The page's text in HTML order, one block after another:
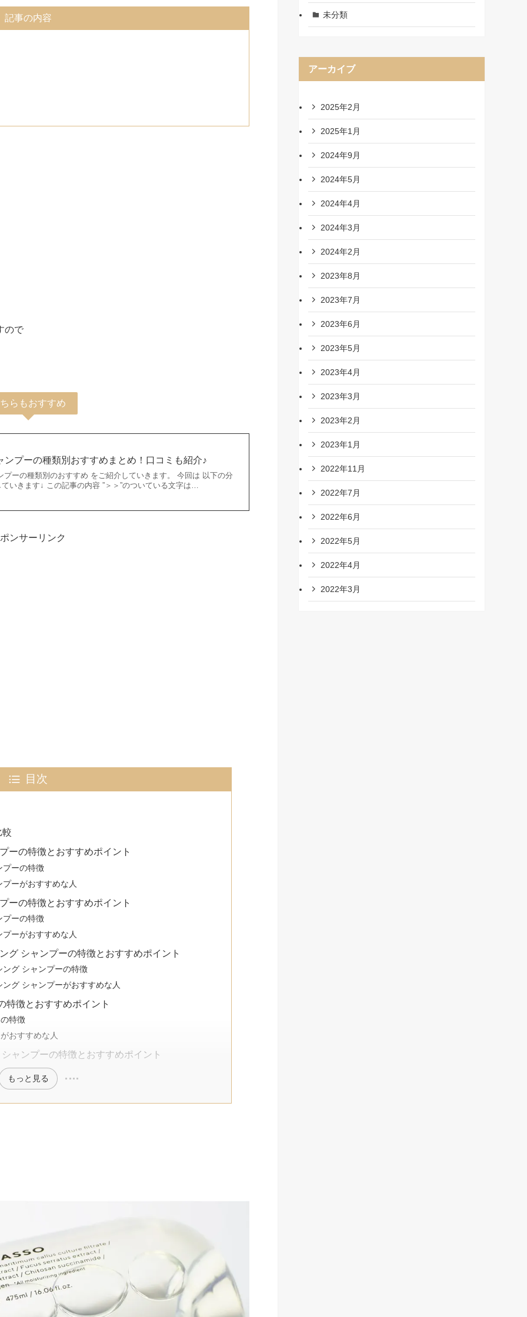
記事の内容
ので
らもおすすめ
ンプーの種類別おすすめまとめ！口コミも紹介♪
プーの種類別のおすすめ をご紹介していきます。 今回は 以下の分
いきます↓ この記事の内容 ”＞＞”のついている文字は…
ンサーリンク
目次
較
ーの特徴とおすすめポイント
プーの特徴
ーがおすすめな人
ーの特徴とおすすめポイント
プーの特徴
ーがおすすめな人
グ シャンプーの特徴とおすすめポイント
グ シャンプーの特徴
グ シャンプーがおすすめな人
特徴とおすすめポイント
特徴
おすすめな人
ャンプーの特徴とおすすめポイント
もっと見る
未分類
アーカイブ
2025年2月
2025年1月
2024年9月
2024年5月
2024年4月
2024年3月
2024年2月
2023年8月
2023年7月
2023年6月
2023年5月
2023年4月
2023年3月
2023年2月
2023年1月
2022年11月
2022年7月
2022年6月
2022年5月
2022年4月
2022年3月